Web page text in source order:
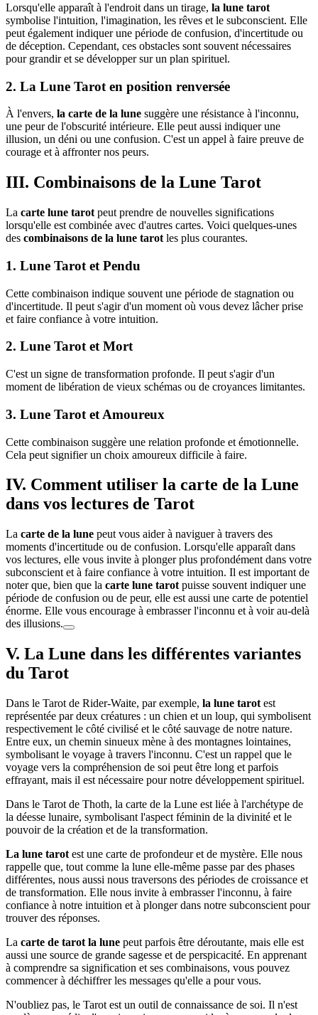
Lorsqu'elle apparaît à l'endroit dans un tirage, la lune tarot
symbolise l'intuition, l'imagination, les rêves et le subconscient. Elle
peut également indiquer une période de confusion, d'incertitude ou
de déception. Cependant, ces obstacles sont souvent nécessaires
pour grandir et se développer sur un plan spirituel.
2. La Lune Tarot en position renversée
À l'envers, la carte de la lune suggère une résistance à l'inconnu,
une peur de l'obscurité intérieure. Elle peut aussi indiquer une
illusion, un déni ou une confusion. C'est un appel à faire preuve de
courage et à affronter nos peurs.
III. Combinaisons de la Lune Tarot
La carte lune tarot peut prendre de nouvelles significations
lorsqu'elle est combinée avec d'autres cartes. Voici quelques-unes
des combinaisons de la lune tarot les plus courantes.
1. Lune Tarot et Pendu
Cette combinaison indique souvent une période de stagnation ou
d'incertitude. Il peut s'agir d'un moment où vous devez lâcher prise
et faire confiance à votre intuition.
2. Lune Tarot et Mort
C'est un signe de transformation profonde. Il peut s'agir d'un
moment de libération de vieux schémas ou de croyances limitantes.
3. Lune Tarot et Amoureux
Cette combinaison suggère une relation profonde et émotionnelle.
Cela peut signifier un choix amoureux difficile à faire.
IV. Comment utiliser la carte de la Lune
dans vos lectures de Tarot
La carte de la lune peut vous aider à naviguer à travers des
moments d'incertitude ou de confusion. Lorsqu'elle apparaît dans
vos lectures, elle vous invite à plonger plus profondément dans votre
subconscient et à faire confiance à votre intuition. Il est important de
noter que, bien que la carte lune tarot puisse souvent indiquer une
période de confusion ou de peur, elle est aussi une carte de potentiel
énorme. Elle vous encourage à embrasser l'inconnu et à voir au-delà
des illusions.
V. La Lune dans les différentes variantes
du Tarot
Dans le Tarot de Rider-Waite, par exemple, la lune tarot est
représentée par deux créatures : un chien et un loup, qui symbolisent
respectivement le côté civilisé et le côté sauvage de notre nature.
Entre eux, un chemin sinueux mène à des montagnes lointaines,
symbolisant le voyage à travers l'inconnu. C'est un rappel que le
voyage vers la compréhension de soi peut être long et parfois
effrayant, mais il est nécessaire pour notre développement spirituel.
Dans le Tarot de Thoth, la carte de la Lune est liée à l'archétype de
la déesse lunaire, symbolisant l'aspect féminin de la divinité et le
pouvoir de la création et de la transformation.
La lune tarot est une carte de profondeur et de mystère. Elle nous
rappelle que, tout comme la lune elle-même passe par des phases
différentes, nous aussi nous traversons des périodes de croissance et
de transformation. Elle nous invite à embrasser l'inconnu, à faire
confiance à notre intuition et à plonger dans notre subconscient pour
trouver des réponses.
La carte de tarot la lune peut parfois être déroutante, mais elle est
aussi une source de grande sagesse et de perspicacité. En apprenant
à comprendre sa signification et ses combinaisons, vous pouvez
commencer à déchiffrer les messages qu'elle a pour vous.
N'oubliez pas, le Tarot est un outil de connaissance de soi. Il n'est